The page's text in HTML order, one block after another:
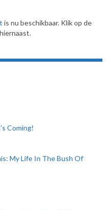
is nu beschikbaar. Klik op de
Coming!
My Life In The Bush Of